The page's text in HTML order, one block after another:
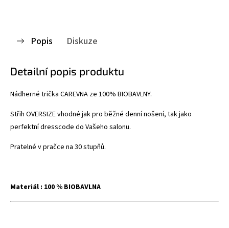
Popis Diskuze
Detailní popis produktu
Nádherné trička CAREVNA ze 100% BIOBAVLNY.
Střih OVERSIZE vhodné jak pro běžné denní nošení, tak jako
perfektní dresscode do Vašeho salonu.
Pratelné v pračce na 30 stupňů.
Materiál : 100 % BIOBAVLNA